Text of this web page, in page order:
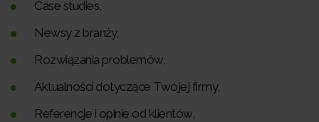
Case studies,
Newsy z branży,
Rozwiązania problemów,
Aktualności dotyczące Twojej firmy,
Referencje i opinie od klientów,